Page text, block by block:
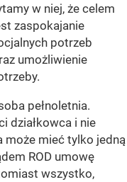
w niej, że celem
zaspokajanie
potrzeb
umożliwienie
pełnoletnia.
działkowca i nie
może mieć tylko jedną
ROD umowę
wszystko,